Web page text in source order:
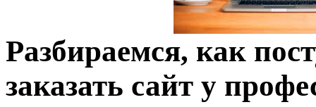
Разбираемся, как
заказать сайт у